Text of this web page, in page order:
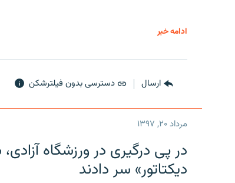
ادامه خبر
ارسال دسترسی بدون فیلترشکن
مرداد ۲۰, ۱۳۹۷
در پی درگیری در ورزشگاه
دیکتاتور» سر دادند